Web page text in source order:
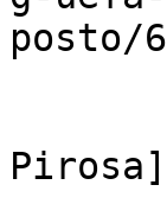
posto/